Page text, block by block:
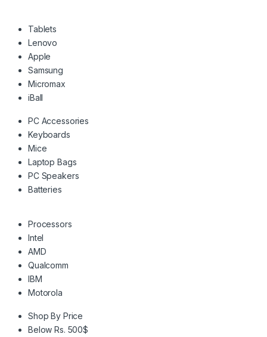
Tablets
Lenovo
Apple
Samsung
Micromax
iBall
PC Accessories
Keyboards
Mice
Laptop Bags
PC Speakers
Batteries
Processors
Intel
AMD
Qualcomm
IBM
Motorola
Shop By Price
Below Rs. 500$